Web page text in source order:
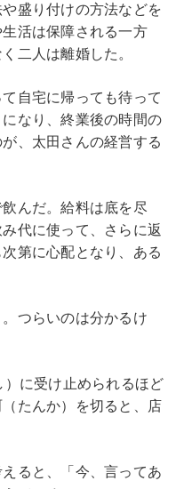
盛り付けの方法などを
活は保障される一方
二人は離婚した。
自宅に帰っても待って
なり、終業後の時間の
、太田さんの経営する
んだ。給料は底を尽
代に使って、さらに返
第に心配となり、ある
つらいのは分かるけ
に受け止められるほど
たんか）を切ると、店
ると、「今、言ってあ